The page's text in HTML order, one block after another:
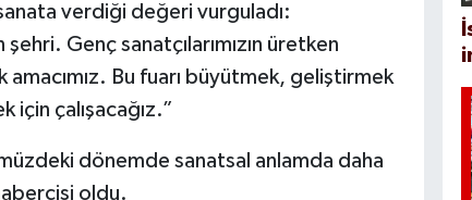
verdiği değeri vurguladı:
Genç sanatçılarımızın üretken
Bu fuarı büyütmek, geliştirmek
için çalışacağız.”
dönemde sanatsal anlamda daha
oldu.